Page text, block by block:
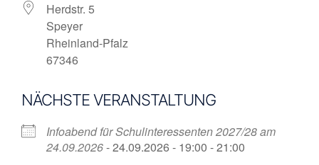
Herdstr. 5
Speyer
Rheinland-Pfalz
67346
NÄCHSTE VERANSTALTUNG
Infoabend für Schulinteressenten 2027/28 am
24.09.2026- 24.09.2026 - 19:00 - 21:00